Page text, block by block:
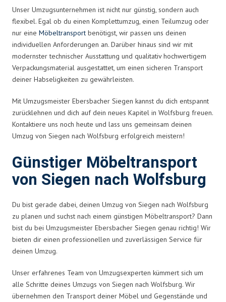
Unser Umzugsunternehmen ist nicht nur günstig, sondern auch
flexibel. Egal ob du einen Komplettumzug, einen Teilumzug oder
nur eine Möbeltransport benötigst, wir passen uns deinen
individuellen Anforderungen an. Darüber hinaus sind wir mit
modernster technischer Ausstattung und qualitativ hochwertigem
Verpackungsmaterial ausgestattet, um einen sicheren Transport
deiner Habseligkeiten zu gewährleisten.
Mit Umzugsmeister Ebersbacher Siegen kannst du dich entspannt
zurücklehnen und dich auf dein neues Kapitel in Wolfsburg freuen.
Kontaktiere uns noch heute und lass uns gemeinsam deinen
Umzug von Siegen nach Wolfsburg erfolgreich meistern!
Günstiger Möbeltransport
von Siegen nach Wolfsburg
Du bist gerade dabei, deinen Umzug von Siegen nach Wolfsburg
zu planen und suchst nach einem günstigen Möbeltransport? Dann
bist du bei Umzugsmeister Ebersbacher Siegen genau richtig! Wir
bieten dir einen professionellen und zuverlässigen Service für
deinen Umzug.
Unser erfahrenes Team von Umzugsexperten kümmert sich um
alle Schritte deines Umzugs von Siegen nach Wolfsburg. Wir
übernehmen den Transport deiner Möbel und Gegenstände und